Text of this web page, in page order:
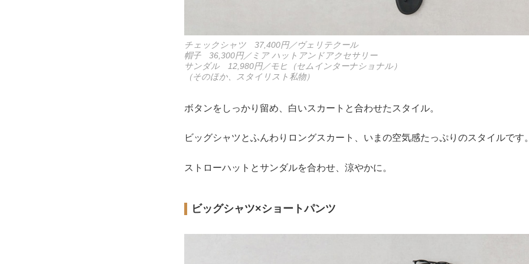
チェックシャツ 37,400円／ヴェリテクール
帽子 36,300円／ミア ハットアンドアクセサリー
サンダル 12,980円／モヒ（セムインターナショナル）
（そのほか、スタイリスト私物）
ボタンをしっかり留め、白いスカートと合わせたスタイル。
ビッグシャツとふんわりロングスカート、いまの空気感たっぷりのスタイルです
ストローハットとサンダルを合わせ、涼やかに。
ビッグシャツ×ショートパンツ